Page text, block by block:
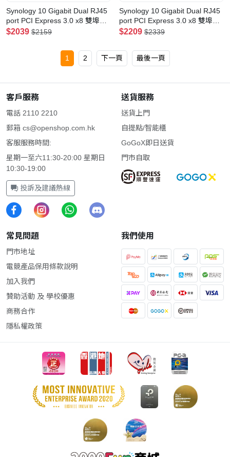
Synology 10 Gigabit Dual RJ45
port PCI Express 3.0 x8 雙埠
10GBASE-T擴充卡(E10G18-T2)
$2039 $2159
Synology 10 Gigabit Dual RJ45
port PCI Express 3.0 x8 雙埠
10GbE 10GBASE-T擴充卡
$2209 $2339
1 2 下一頁 最後一頁
客戶服務
電話 2110 2210
郵箱 cs@openshop.com.hk
客服服務時間:
星期一至六11:30-20:00 星期日
10:30-19:00
投訴及建議熱線
送貨服務
送貨上門
自提點/智能櫃
GoGoX即日送貨
門市自取
常見問題
門市地址
電競產品保用條款說明
加入我們
贊助活動 及 學校優惠
商務合作
隱私權政策
我們使用